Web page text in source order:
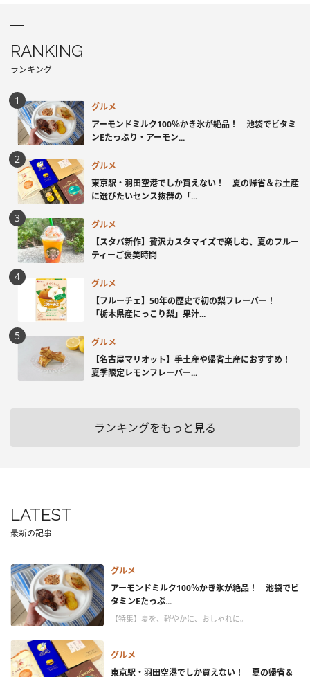
RANKING
ランキング
グルメ
アーモンドミルク100％かき氷が絶品！ 池袋でビタミ
ンEたっぷり・アーモン...
グルメ
東京駅・羽田空港でしか買えない！ 夏の帰省＆お土産
に選びたいセンス抜群の「...
グルメ
【スタバ新作】贅沢カスタマイズで楽しむ、夏のフルー
ティーご褒美時間
グルメ
【フルーチェ】50年の歴史で初の梨フレーバー！
「栃木県産にっこり梨」果汁...
グルメ
【名古屋マリオット】手土産や帰省土産におすすめ！
夏季限定レモンフレーバー...
ランキングをもっと見る
LATEST
最新の記事
グルメ
アーモンドミルク100％かき氷が絶品！ 池袋でビ
タミンEたっぷ...
【特集】夏を、軽やかに、おしゃれに。
グルメ
東京駅・羽田空港でしか買えない！ 夏の帰省＆